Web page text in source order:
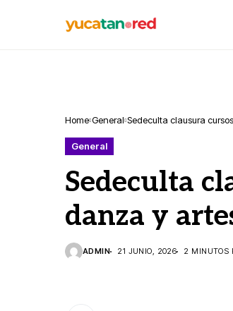
Home General Sedeculta clausura
General
Sedeculta
danza y
ADMIN 21 JUNIO, 2026 2 MINUTOS